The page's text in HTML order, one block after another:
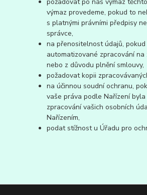
výmaz provedeme, pokud to
s platnými právními předpisy
správce,
na přenositelnost údajů,
automatizované zpracování
nebo z důvodu plnění smlouvy,
požadovat kopii
na účinnou soudní ochranu,
vaše práva podle Nařízení
zpracování vašich osobních
Nařízením,
podat stížnost u Úřadu pro